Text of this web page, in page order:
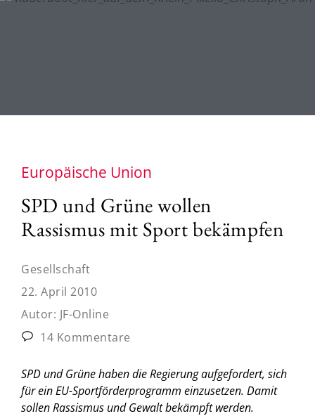
Europäische Union
SPD und Grüne wollen
Rassismus mit Sport bekämpfen
Gesellschaft
22. April 2010
Autor: JF-Online
14 Kommentare
SPD und Grüne haben die Regierung aufgefordert, sich
für ein EU-Sportförderprogramm einzusetzen. Damit
sollen Rassismus und Gewalt bekämpft werden.